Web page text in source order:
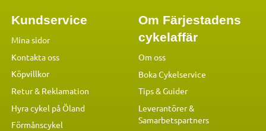
Kundservice
Mina sidor
Kontakta oss
Köpvillkor
Retur & Reklamation
Hyra cykel på Öland
Förmånscykel
Om Färjestadens
cykelaffär
Om oss
Boka Cykelservice
Tips & Guider
Leverantörer &
Samarbetspartners